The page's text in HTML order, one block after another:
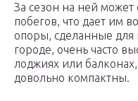
За сезон на ней может
побегов, что дает им
опоры, сделанные
городе, очень часто
лоджиях или
довольно компактны.